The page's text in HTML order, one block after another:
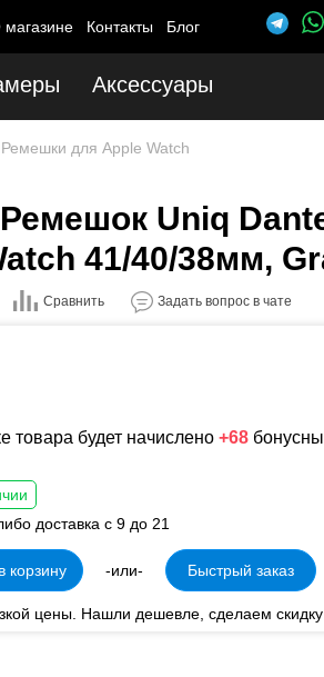
Контакты Блог
Аксессуары
Ремешки для Apple Watch
Uniq
41/40/38мм,
Сравнить Задать вопрос в чате
товара будет начислено +68
доставка с 9 до 21
корзину -или- Быстрый заказ
цены. Нашли дешевле, сделаем